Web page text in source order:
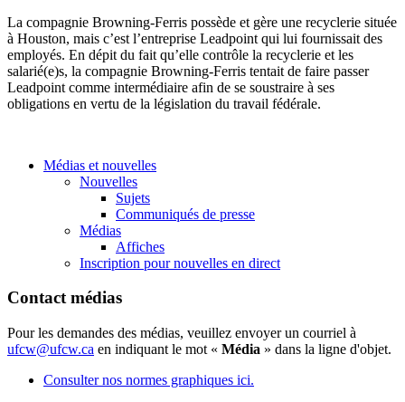
La compagnie Browning-Ferris possède et gère une recyclerie située
à Houston, mais c’est l’entreprise Leadpoint qui lui fournissait des
employés. En dépit du fait qu’elle contrôle la recyclerie et les
salarié(e)s, la compagnie Browning-Ferris tentait de faire passer
Leadpoint comme intermédiaire afin de se soustraire à ses
obligations en vertu de la législation du travail fédérale.
Médias et nouvelles
Nouvelles
Sujets
Communiqués de presse
Médias
Affiches
Inscription pour nouvelles en direct
Contact médias
Pour les demandes des médias, veuillez envoyer un courriel à
ufcw@ufcw.ca en indiquant le mot « Média » dans la ligne d'objet.
Consulter nos normes graphiques ici.